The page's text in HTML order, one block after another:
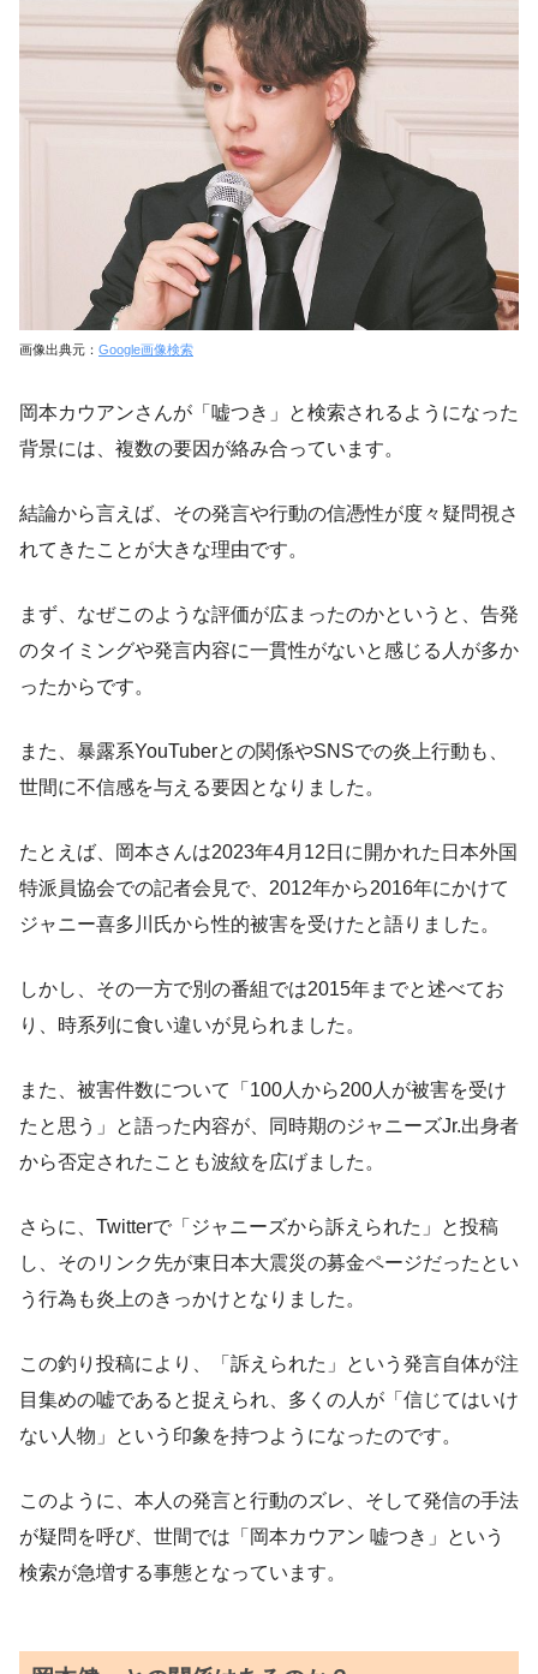
画像出典元： Google画像検索
岡本カウアンさんが「嘘つき」と検索されるようになった
背景には、複数の要因が絡み合っています。
結論から言えば、その発言や行動の信憑性が度々疑問視さ
れてきたことが大きな理由です。
まず、なぜこのような評価が広まったのかというと、告発
のタイミングや発言内容に一貫性がないと感じる人が多か
ったからです。
また、暴露系YouTuberとの関係やSNSでの炎上行動も、
世間に不信感を与える要因となりました。
たとえば、岡本さんは2023年4月12日に開かれた日本外国
特派員協会での記者会見で、2012年から2016年にかけて
ジャニー喜多川氏から性的被害を受けたと語りました。
しかし、その一方で別の番組では2015年までと述べてお
り、時系列に食い違いが見られました。
また、被害件数について「100人から200人が被害を受け
たと思う」と語った内容が、同時期のジャニーズJr.出身者
から否定されたことも波紋を広げました。
さらに、Twitterで「ジャニーズから訴えられた」と投稿
し、そのリンク先が東日本大震災の募金ページだったとい
う行為も炎上のきっかけとなりました。
この釣り投稿により、「訴えられた」という発言自体が注
目集めの嘘であると捉えられ、多くの人が「信じてはいけ
ない人物」という印象を持つようになったのです。
このように、本人の発言と行動のズレ、そして発信の手法
が疑問を呼び、世間では「岡本カウアン 嘘つき」という
検索が急増する事態となっています。